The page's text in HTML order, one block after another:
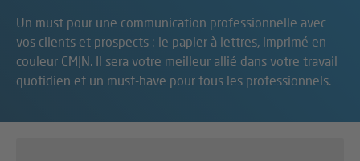
Un must pour une communication professionnelle avec
vos clients et prospects : le papier à lettres, imprimé en
couleur CMJN. Il sera votre meilleur allié dans votre travail
quotidien et un must-have pour tous les professionnels.